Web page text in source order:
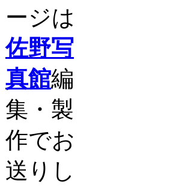
ージは
佐野写
真館編
集・製
作でお
送りし